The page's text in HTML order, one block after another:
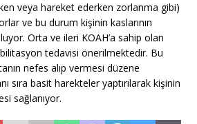
veya hareket ederken zorlanma gibi)
ve bu durum kişinin kaslarının
Orta ve ileri KOAH’a sahip olan
tedavisi önerilmektedir. Bu
nefes alıp vermesi düzene
sıra basit harekteler yaptırılarak kişinin
sağlanıyor.